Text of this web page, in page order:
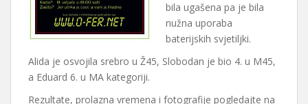
bila ugašena pa je bila
nužna uporaba
baterijskih svjetiljki.
Alida je osvojila srebro u Ž45, Slobodan je bio 4. u M45,
a Eduard 6. u MA kategoriji.
Rezultate, prolazna vremena i fotografije pogledajte na